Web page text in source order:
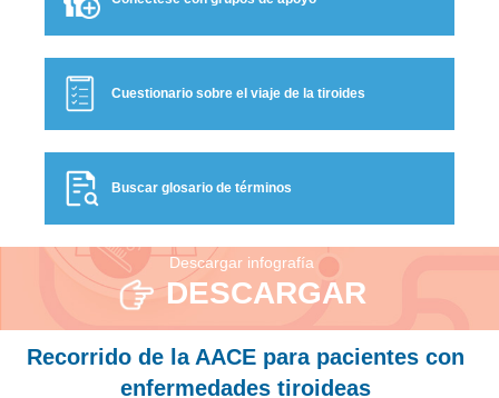
Cuestionario sobre el viaje de la tiroides
Buscar glosario de términos
Descargar infografía
DESCARGAR
Recorrido de la AACE para pacientes con
enfermedades tiroideas